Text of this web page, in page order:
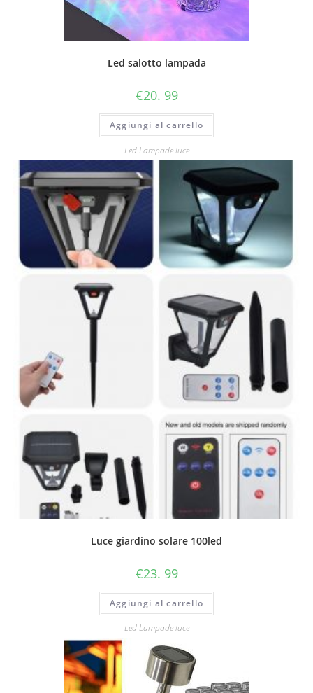
Led salotto lampada
€20. 99
Aggiungi al carrello
Led Lampade luce
Luce giardino solare 100led
€23. 99
Aggiungi al carrello
Led Lampade luce